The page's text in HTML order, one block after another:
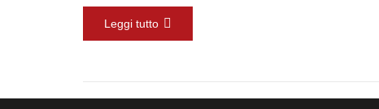
Leggi tutto